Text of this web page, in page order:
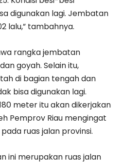
digunakan lagi. Jembatan
lalu,” tambahnya.
rangka jembatan
goyah. Selain itu,
di bagian tengah dan
bisa digunakan lagi.
meter itu akan dikerjakan
Pemprov Riau mengingat
ruas jalan provinsi.
ini merupakan ruas jalan